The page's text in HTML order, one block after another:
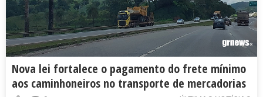
Nova lei fortalece o pagamento do frete mínimo
aos caminhoneiros no transporte de mercadorias